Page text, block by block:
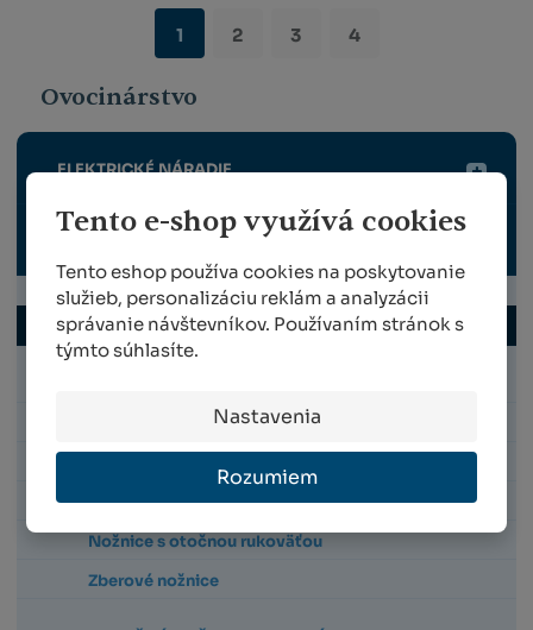
Tento e-shop využívá cookies
Tento eshop používa cookies na poskytovanie
služieb, personalizáciu reklám a analyzácii
správanie návštevníkov. Používaním stránok s
týmto súhlasíte.
Nastavenia
Rozumiem
1 2 3 4
Ovocinárstvo
ELEKTRICKÉ NÁRADIE
OVOCINÁRSKE NOŽNICE
Nožnice pre stredne veľkú ruku (M)
Nožnice pre ľavákov
Nožnice s otočnou rukoväťou
Zberové nožnice